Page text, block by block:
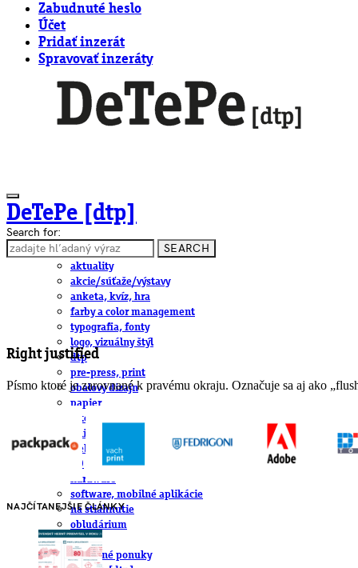
Zabudnuté heslo
Účet
Pridať inzerát
Spravovať inzeráty
DeTePe [dtp]
ČLÁNKY
aktuality
akcie/súťaže/výstavy
anketa, kvíz, hra
farby a color management
typografia, fonty
logo, vizuálny štýl
dtp
pre-press, print
obalový dizajn
papier
fotografia
knihy
web
3D
hardware
software, mobilné aplikácie
na stiahnutie
obludárium
video
pracovné ponuky
Search for:
SEARCH
Right justified
Písmo ktoré je zarovnané k pravému okraju. Označuje sa aj ako
NAJČÍTANEJŠIE ČLÁNKY